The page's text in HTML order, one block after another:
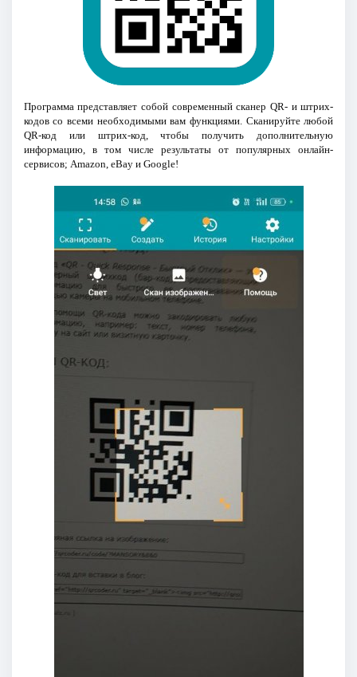
Программа представляет собой современный сканер QR- и штрих-
кодов со всеми необходимыми вам функциями. Сканируйте любой
QR-код или штрих-код, чтобы получить дополнительную
информацию, в том числе результаты от популярных онлайн-
сервисов; Amazon, eBay и Google!